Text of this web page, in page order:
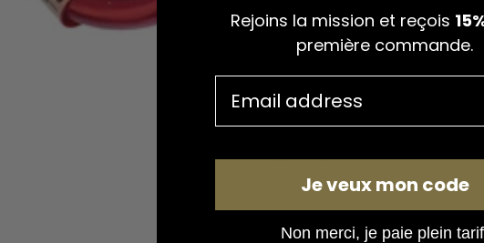
Prix
vente
42,90€
Rejoins la mission et reçois
première commande.
Je veux mon code
Non merci, je paie plein